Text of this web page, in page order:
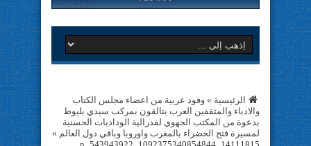
الرئيسية » وفود عربية من اعضاء مجلس الكتاب
والادباء والمثقفين العرب يتالقون بمركب سيدي بليوط
بدعوة من المكتب الجهوي لفدرالية الوداديات الحسنية
لمسيرة فتح الخضراء بالمغرب واوروبا وباقي دول العالم »